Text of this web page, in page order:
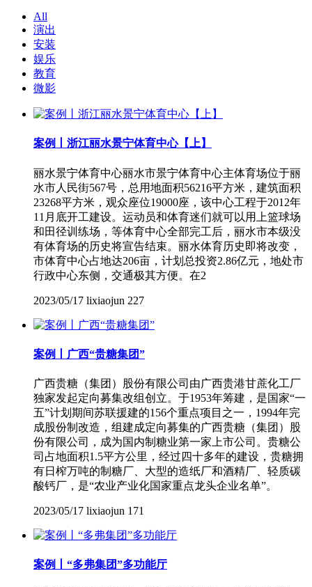
All
演出
安装
娱乐
教育
微影
案例丨浙江丽水景宁体育中心【上】
丽水景宁体育中心丽水市景宁体育中心主体育场位于丽
水市人民街567号，总用地面积56216平方米，建筑面积
23268平方米，观众座位19000座，该中心工程于2012年
11月底开工建设。运动员和体育迷们就可以用上篮球场
和田径训练场，等体育中心全部完工后，丽水市本级没
有体育场的历史将宣告结束。丽水体育历史即将改变，
市体育中心占地达206亩，计划总投资2.86亿元，地处市
行政中心东侧，交通极其方便。在2
2023/05/17 lixiaojun 227
案例丨广西“贵糖集团”
广西贵糖（集团）股份有限公司由广西贵港甘蔗化工厂
独家发起定向募集改组创立。于1953年筹建，是国家“一
五”计划期间苏联援建的156个重点项目之一，1994年完
成股份制改造，组建成定向募集的广西贵糖（集团）股
份有限公司，成为国内制糖业第一家上市公司。贵糖公
司占地面积1.5平方公里，经过四十多年的建设，贵糖拥
有日榨万吨的制糖厂、大型的造纸厂和酒精厂、轻质碳
酸钙厂，是“农业产业化国家重点龙头企业名单”。
2023/05/17 lixiaojun 171
案例丨“多弗集团”多功能厅